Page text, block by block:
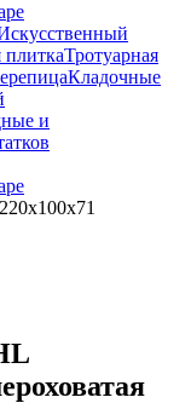
Тротуарная
Кладочные
и